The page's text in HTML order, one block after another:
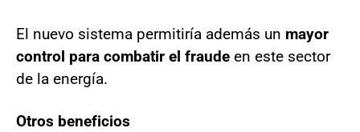
El nuevo sistema permitiría además un mayor
control para combatir el fraude en este sector
de la energía.
Otros beneficios